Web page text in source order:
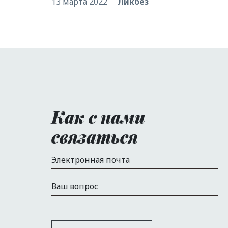
Как с нами
связаться
Электронная почта
Ваш вопрос